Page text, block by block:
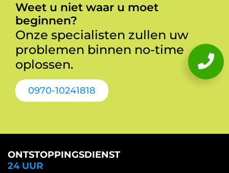
Weet u niet waar u moet
beginnen?
Onze specialisten zullen uw
problemen binnen no-time
oplossen.
0970-10241818
ONTSTOPPINGSDIENST
24 UUR